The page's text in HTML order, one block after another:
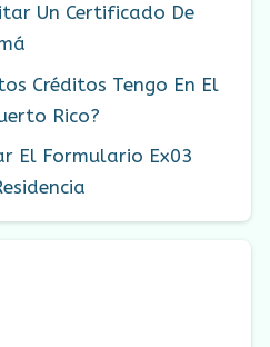
Un Certificado De
Créditos Tengo En El
Rico?
El Formulario Ex03